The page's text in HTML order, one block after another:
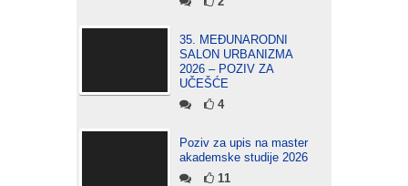
35. MEĐUNARODNI
SALON URBANIZMA
2026 – POZIV ZA
UČEŠĆE
4
Poziv za upis na master
akademske studije 2026
11